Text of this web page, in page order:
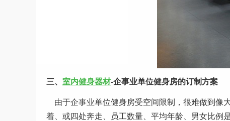
三、 室内健身器材-企事业单位健身房的订制方案
由于企事业单位健身房受空间限制，很难做到像
着、或四处奔走、员工数量、平均年龄、男女比